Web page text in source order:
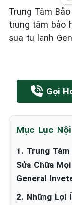
Trung Tâm
trung tâm bảo
sua tu lanh
Gọi
Mục Lục
1. Trung Tâm
Sửa Chữa
General
2. Những Lợi